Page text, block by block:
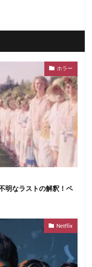
ホラー
明なラストの解釈！ペ
Netflix